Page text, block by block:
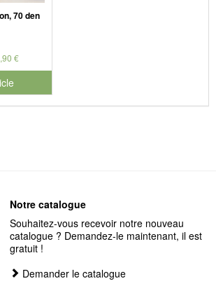
70 den
€
Notre catalogue
Souhaitez-vous recevoir notre nouveau
catalogue ? Demandez-le maintenant, il est
gratuit !
Demander le catalogue